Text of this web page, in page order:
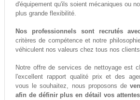
d'équipement qu'ils soient mécaniques ou
plus grande flexibilité.
Nos professionnels sont recrutés
critères de compétence et notre
véhiculent nos valeurs chez tous nos
Notre offre de services de nettoyage est
l'excellent rapport qualité prix et des
vous le souhaitez, nous proposons de
afin de définir plus en détail vos